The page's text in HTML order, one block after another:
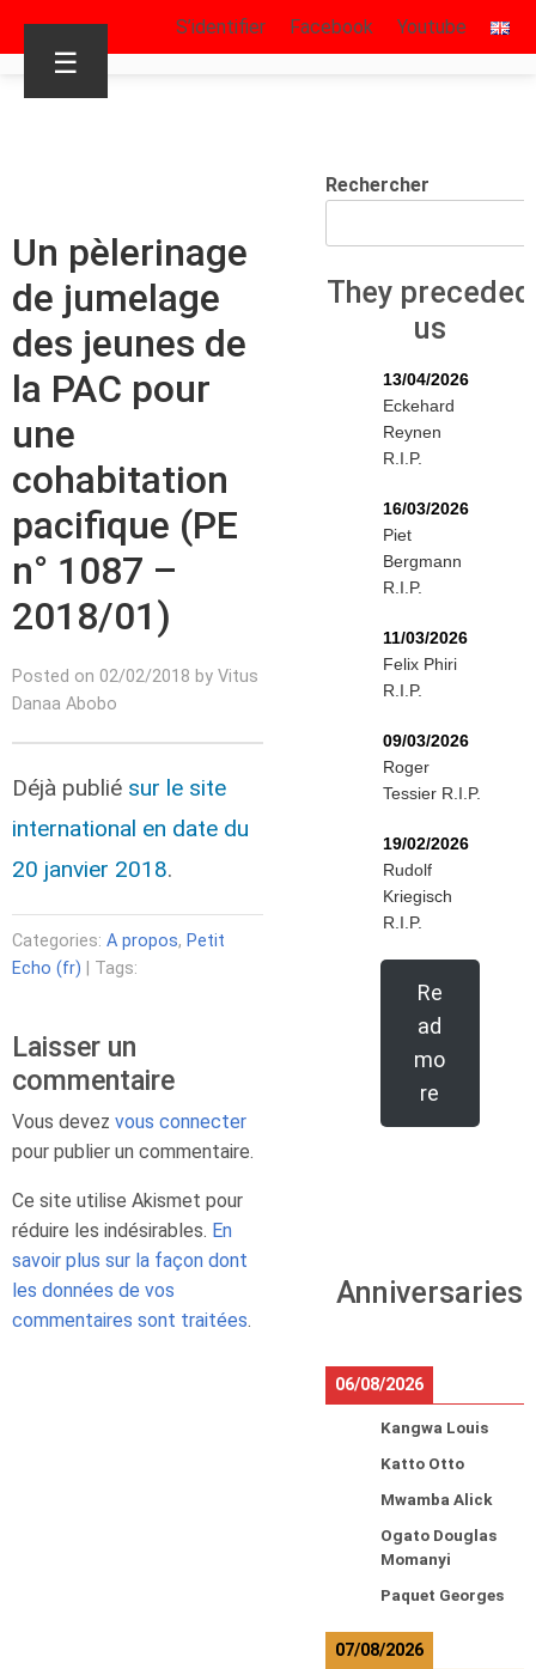
S’identifier Facebook Youtube
☰
Un pèlerinage
de jumelage
des jeunes de
la PAC pour
une
cohabitation
pacifique (PE
n° 1087 –
2018/01)
Posted on 02/02/2018 by Vitus
Danaa Abobo
Déjà publié sur le site
international en date du
20 janvier 2018.
Categories: A propos, Petit
Echo (fr) | Tags:
Laisser un
commentaire
Vous devez vous connecter
pour publier un commentaire.
Ce site utilise Akismet pour
réduire les indésirables. En
savoir plus sur la façon dont
les données de vos
commentaires sont traitées.
Rechercher
They preceded
us
13/04/2026
Eckehard
Reynen
R.I.P.
16/03/2026
Piet
Bergmann
R.I.P.
11/03/2026
Felix Phiri
R.I.P.
09/03/2026
Roger
Tessier R.I.P.
19/02/2026
Rudolf
Kriegisch
R.I.P.
Re
ad
mo
re
Anniversaries
06/08/2026
Kangwa Louis
Katto Otto
Mwamba Alick
Ogato Douglas
Momanyi
Paquet Georges
07/08/2026